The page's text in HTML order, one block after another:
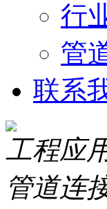
行
管
联系
工程应
管道连